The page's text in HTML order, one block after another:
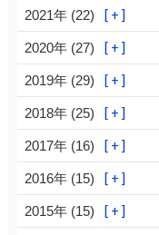
2021年 (22)
2020年 (27)
2019年 (29)
2018年 (25)
2017年 (16)
2016年 (15)
2015年 (15)